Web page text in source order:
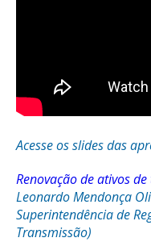
Acesse os slides das
Renovação de ativos
Leonardo Mendonça
Superintendência de
Transmissão)